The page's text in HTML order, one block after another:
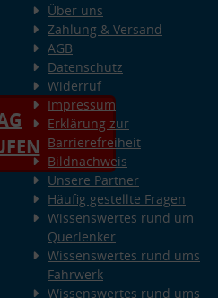
Über uns
Zahlung & Versand
AGB
Datenschutz
Widerruf
Impressum
Erklärung zur
Barrierefreiheit
Bildnachweis
Unsere Partner
Häufig gestellte Fragen
Wissenswertes rund um
Querlenker
Wissenswertes rund ums
Fahrwerk
Wissenswertes rund ums